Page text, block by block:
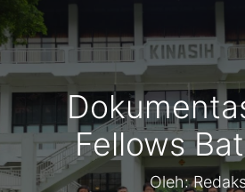
Fellows
Oleh: